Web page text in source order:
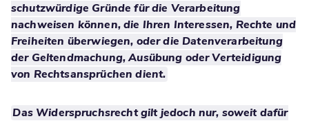
schutzwürdige Gründe für die Verarbeitung
nachweisen können, die Ihren Interessen, Rechte und
Freiheiten überwiegen, oder die Datenverarbeitung
der Geltendmachung, Ausübung oder Verteidigung
von Rechtsansprüchen dient.
Das Widerspruchsrecht gilt jedoch nur, soweit dafür